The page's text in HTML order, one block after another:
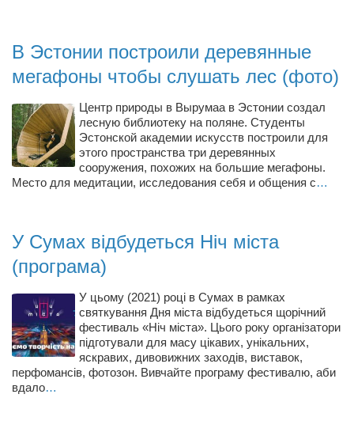
Режиссёры
Художники
Надія Белокур
Анна Гидора
Ирина Проценко
Александр Садовский
Сергей Степанов
Анна Черненко
Марина Фенота
Гостиная
В Эстонии построили деревянные
мегафоны чтобы слушать лес (фото)
Центр природы в Вырумаа в Эстонии создал
лесную библиотеку на поляне. Студенты
Эстонской академии искусств построили для
этого пространства три деревянных
сооружения, похожих на большие мегафоны.
Место для медитации, исследования себя и общения с…
У Сумах відбудеться Ніч міста
(програма)
У цьому (2021) році в Сумах в рамках
святкування Дня міста відбудеться щорічний
фестиваль «Ніч міста». Цього року організатори
підготували для масу цікавих, унікальних,
яскравих, дивовижних заходів, виставок,
перфомансів, фотозон. Вивчайте програму фестивалю, аби
вдало…